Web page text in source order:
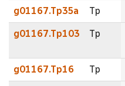
g01167.Tp35a Tp
g01167.Tp103 Tp
g01167.Tp16 Tp